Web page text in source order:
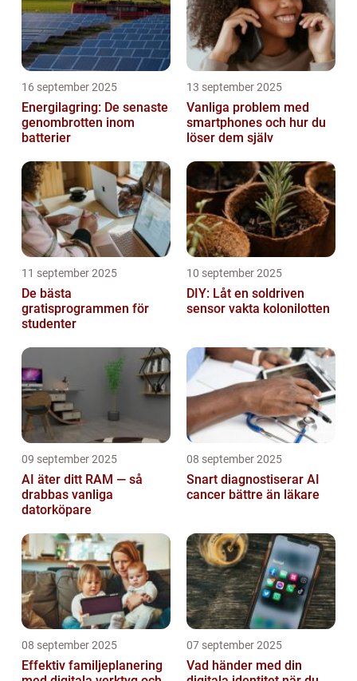
16 september 2025
Energilagring: De senaste
genombrotten inom
batterier
13 september 2025
Vanliga problem med
smartphones och hur du
löser dem själv
11 september 2025
De bästa
gratisprogrammen för
studenter
10 september 2025
DIY: Låt en soldriven
sensor vakta kolonilotten
09 september 2025
AI äter ditt RAM — så
drabbas vanliga
datorköpare
08 september 2025
Snart diagnostiserar AI
cancer bättre än läkare
08 september 2025
Effektiv familjeplanering
07 september 2025
Vad händer med din